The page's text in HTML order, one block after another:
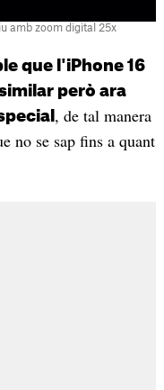
amb zoom digital 25x
que l'iPhone 16
però ara
, de tal manera
no se sap fins a quant